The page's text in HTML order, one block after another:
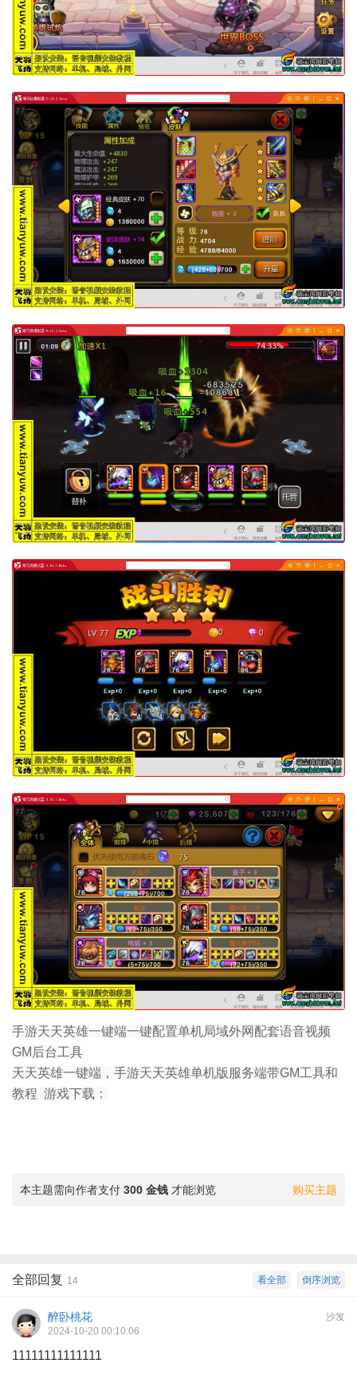
手游天天英雄一键端一键配置单机局域外网配套语音视频
GM后台工具
天天英雄一键端，手游天天英雄单机版服务端带GM工具和
教程 游戏下载：
购买主题
本主题需向作者支付 300 金钱 才能浏览
倒序浏览
看全部
全部回复 14
沙发
醉卧桃花
2024-10-20 00:10:06
11111111111111